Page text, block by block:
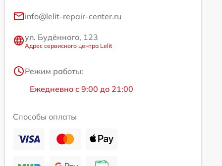
info@lelit-repair-center.ru
ул. Будённого, 123
Адрес сервисного центра Lelit
Режим работы:
Ежедневно с 9:00 до 21:00
Способы оплаты